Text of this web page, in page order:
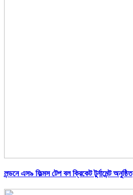
লন্ডনে এস৯ ফিল্মস টেপ বল ক্রিকেট টুর্নামেন্ট অনুষ্ঠিত